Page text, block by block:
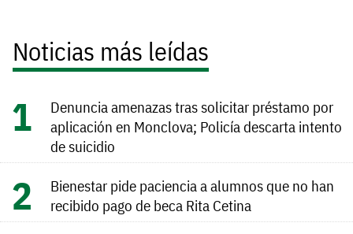
Noticias más leídas
Denuncia amenazas tras solicitar préstamo por
aplicación en Monclova; Policía descarta intento
de suicidio
Bienestar pide paciencia a alumnos que no han
recibido pago de beca Rita Cetina